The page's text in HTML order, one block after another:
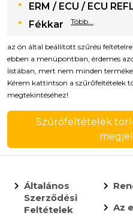
ERM / ECU / ECU
Fékkar
Több...
az ön által beállított szűrési
ebben a menüpontban, érdemes
listában, mert nem minden
Kérem kattintson a szűrőfeltételek
megtekintéséhez!
Szűrőfeltételek
Általános
Szerződési
Feltételek
Az